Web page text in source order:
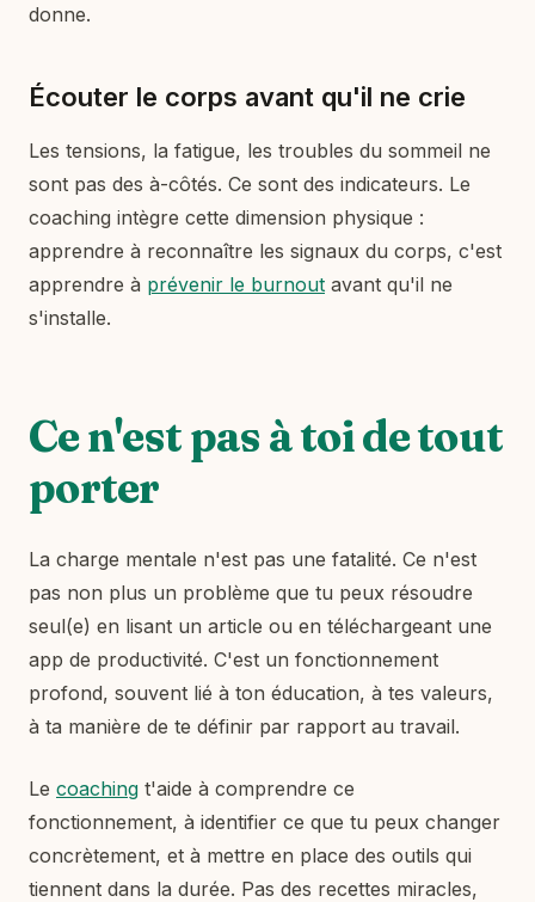
donne.
Écouter le corps avant qu'il ne crie
Les tensions, la fatigue, les troubles du sommeil ne
sont pas des à-côtés. Ce sont des indicateurs. Le
coaching intègre cette dimension physique :
apprendre à reconnaître les signaux du corps, c'est
apprendre à prévenir le burnout avant qu'il ne
s'installe.
Ce n'est pas à toi de tout
porter
La charge mentale n'est pas une fatalité. Ce n'est
pas non plus un problème que tu peux résoudre
seul(e) en lisant un article ou en téléchargeant une
app de productivité. C'est un fonctionnement
profond, souvent lié à ton éducation, à tes valeurs,
à ta manière de te définir par rapport au travail.
Le coaching t'aide à comprendre ce
fonctionnement, à identifier ce que tu peux changer
concrètement, et à mettre en place des outils qui
tiennent dans la durée. Pas des recettes miracles,